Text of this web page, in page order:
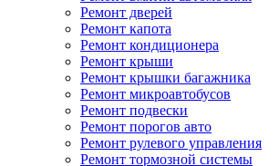
Ремонт дверей
Ремонт капота
Ремонт кондиционера
Ремонт крыши
Ремонт крышки багажника
Ремонт микроавтобусов
Ремонт подвески
Ремонт порогов авто
Ремонт рулевого управления
Ремонт тормозной системы